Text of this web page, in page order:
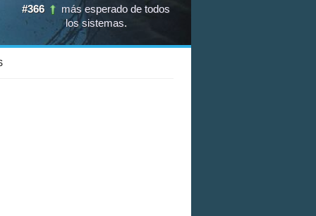
#366
más esperado de todos
los sistemas.